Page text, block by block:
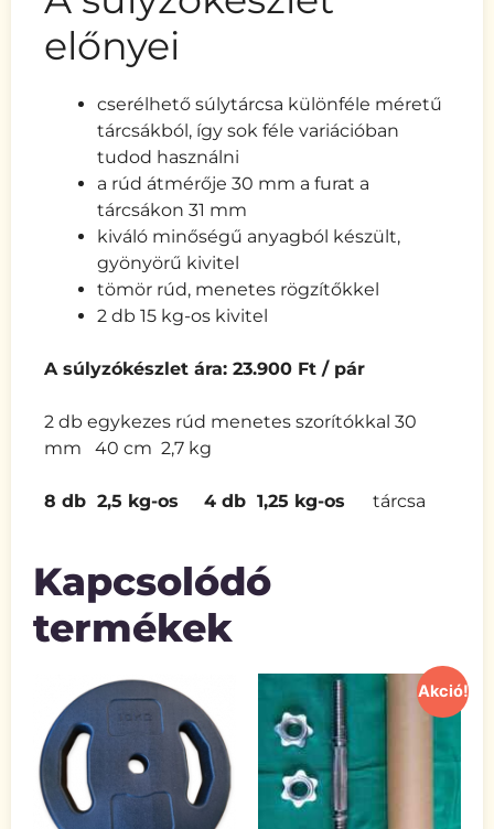
előnyei
cserélhető súlytárcsa különféle méretű
tárcsákból, így sok féle variációban
tudod használni
a rúd átmérője 30 mm a furat a
tárcsákon 31 mm
kiváló minőségű anyagból készült,
gyönyörű kivitel
tömör rúd, menetes rögzítőkkel
2 db 15 kg-os kivitel
A súlyzókészlet ára: 23.900 Ft / pár
2 db egykezes rúd menetes szorítókkal 30
mm 40 cm 2,7 kg
8 db 2,5 kg-os 4 db 1,25 kg-os tárcsa
Kapcsolódó
termékek
Akció!